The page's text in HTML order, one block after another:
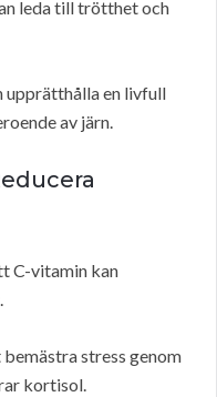
leda till trötthet och
en livfull
av järn.
C-vitamin kan
stress genom
kortisol.